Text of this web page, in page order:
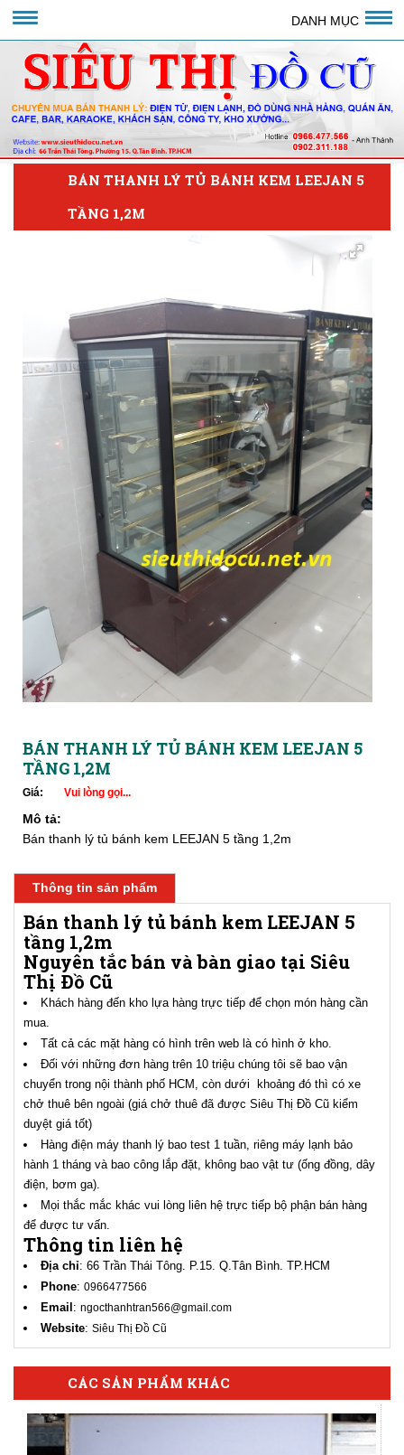
DANH MỤC
BÁN THANH LÝ TỦ BÁNH KEM LEEJAN 5
TẦNG 1,2M
BÁN THANH LÝ TỦ BÁNH KEM LEEJAN 5
TẦNG 1,2M
Giá: Vui lòng gọi...
Mô tả:
Bán thanh lý tủ bánh kem LEEJAN 5 tầng 1,2m
Thông tin sản phẩm
Bán thanh lý tủ bánh kem LEEJAN 5
tầng 1,2m
Nguyên tắc bán và bàn giao tại Siêu
Thị Đồ Cũ
Khách hàng đến kho lựa hàng trực tiếp để chọn món hàng cần
mua.
Tất cả các mặt hàng có hình trên web là có hình ở kho.
Đối với những đơn hàng trên 10 triệu chúng tôi sẽ bao vận
chuyển trong nội thành phố HCM, còn dưới khoảng đó thì có xe
chở thuê bên ngoài (giá chở thuê đã được Siêu Thị Đồ Cũ kiểm
duyệt giá tốt)
Hàng điện máy thanh lý bao test 1 tuần, riêng máy lạnh bảo
hành 1 tháng và bao công lắp đặt, không bao vật tư (ống đồng, dây
điện, bơm ga).
Mọi thắc mắc khác vui lòng liên hệ trực tiếp bộ phận bán hàng
để được tư vấn.
Thông tin liên hệ
Địa chỉ: 66 Trần Thái Tông. P.15. Q.Tân Bình. TP.HCM
Phone: 0966477566
Email: ngocthanhtran566@gmail.com
Website: Siêu Thị Đồ Cũ
CÁC SẢN PHẨM KHÁC